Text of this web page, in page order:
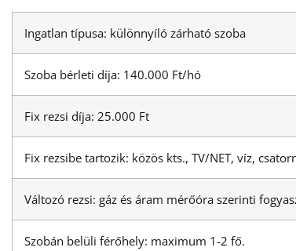
Ingatlan típusa: különnyíló zárható szoba
Szoba bérleti díja: 140.000 Ft/hó
Fix rezsi díja: 25.000 Ft
Fix rezsibe tartozik: közös kts., TV/NET, víz,
Változó rezsi: gáz és áram mérőóra szerinti
Szobán belüli férőhely: maximum 1-2 fő.